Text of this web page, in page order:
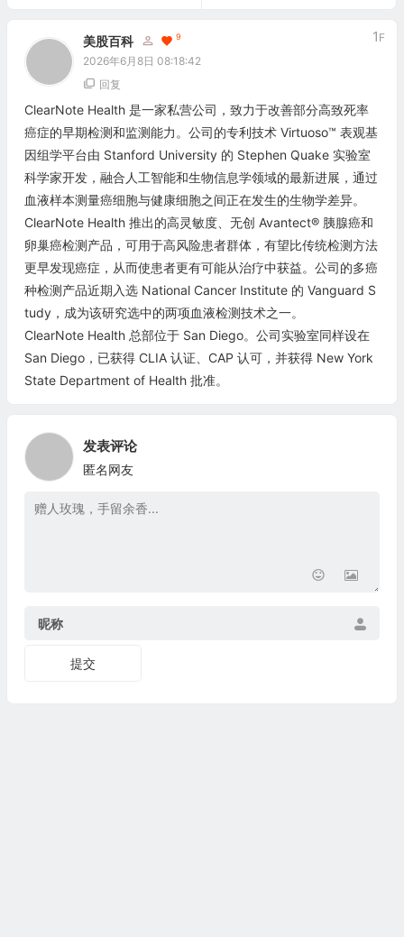
美股百科 9
2026年6月8日 08:18:42
1 F
回复
ClearNote Health 是一家私营公司，致力于改善部分高致死率
癌症的早期检测和监测能力。公司的专利技术 Virtuoso™ 表观基
因组学平台由 Stanford University 的 Stephen Quake 实验室
科学家开发，融合人工智能和生物信息学领域的最新进展，通过
血液样本测量癌细胞与健康细胞之间正在发生的生物学差异。
ClearNote Health 推出的高灵敏度、无创 Avantect® 胰腺癌和
卵巢癌检测产品，可用于高风险患者群体，有望比传统检测方法
更早发现癌症，从而使患者更有可能从治疗中获益。公司的多癌
种检测产品近期入选 National Cancer Institute 的 Vanguard S
tudy，成为该研究选中的两项血液检测技术之一。
ClearNote Health 总部位于 San Diego。公司实验室同样设在
San Diego，已获得 CLIA 认证、CAP 认可，并获得 New York
State Department of Health 批准。
发表评论
匿名网友
昵称